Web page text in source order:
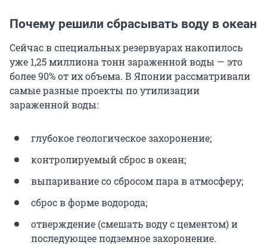
Почему решили сбрасывать воду в океан
Сейчас в специальных резервуарах накопилось
уже 1,25 миллиона тонн зараженной воды — это
более 90% от их объема. В Японии рассматривали
самые разные проекты по утилизации
зараженной воды:
глубокое геологическое захоронение;
контролируемый сброс в океан;
выпаривание со сбросом пара в атмосферу;
сброс в форме водорода;
отверждение (смешать воду с цементом) и
последующее подземное захоронение.